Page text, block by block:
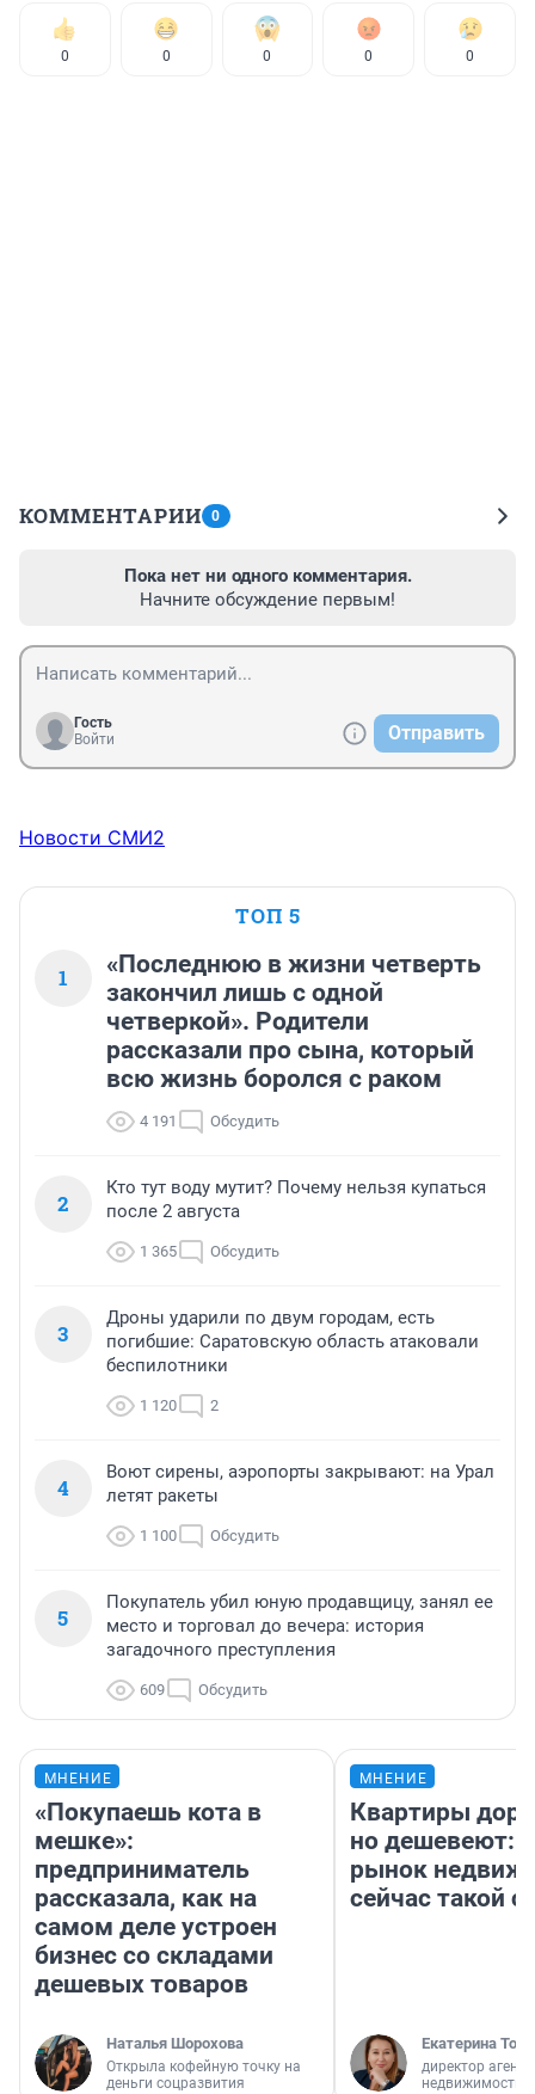
0 0 0 0 0
КОММЕНТАРИИ 0
Пока нет ни одного комментария.
Начните обсуждение первым!
Гость
Войти
Отправить
Новости СМИ2
ТОП 5
1
«Последнюю в жизни четверть
закончил лишь с одной
четверкой». Родители
рассказали про сына, который
всю жизнь боролся с раком
4 191 Обсудить
2
Кто тут воду мутит? Почему нельзя купаться
после 2 августа
1 365 Обсудить
3
Дроны ударили по двум городам, есть
погибшие: Саратовскую область атаковали
беспилотники
1 120 2
4
Воют сирены, аэропорты закрывают: на Урал
летят ракеты
1 100 Обсудить
5
Покупатель убил юную продавщицу, занял ее
место и торговал до вечера: история
загадочного преступления
609 Обсудить
МНЕНИЕ
«Покупаешь кота в
мешке»:
предприниматель
рассказала, как на
самом деле устроен
бизнес со складами
дешевых товаров
Наталья Шорохова
Открыла кофейную точку на
деньги соцразвития
МНЕНИЕ
Квартиры
но дешевеют:
рынок
сейчас такой
Екатерина
директор
недвижимости